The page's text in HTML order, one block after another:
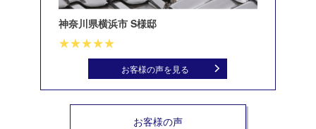
神奈川県横浜市 S様邸
お客様の声を見る
お客様の声